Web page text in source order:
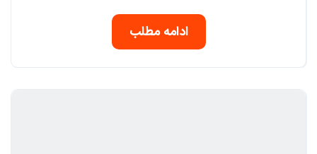
ادامه مطلب